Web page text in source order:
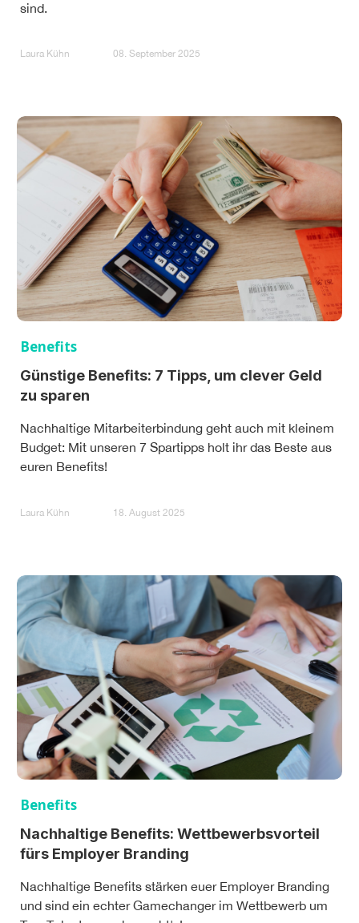
sind.
Laura Kühn 08. September 2025
Benefits
Günstige Benefits: 7 Tipps, um clever Geld
zu sparen
Nachhaltige Mitarbeiterbindung geht auch mit kleinem
Budget: Mit unseren 7 Spartipps holt ihr das Beste aus
euren Benefits!
Laura Kühn 18. August 2025
Benefits
Nachhaltige Benefits: Wettbewerbsvorteil
fürs Employer Branding
Nachhaltige Benefits stärken euer Employer Branding
und sind ein echter Gamechanger im Wettbewerb um